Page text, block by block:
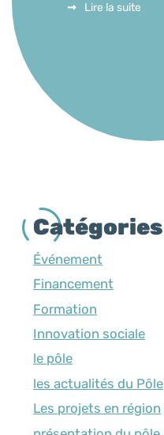
Lire la suite
Catégories
Événement
Financement
Formation
Innovation sociale
le pôle
les actualités du Pôle
Les projets en région